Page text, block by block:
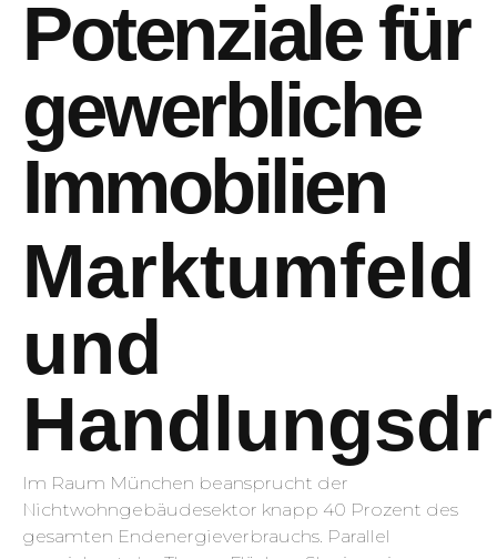
Potenziale für
gewerbliche
Immobilien
Marktumfeld
und
Im Raum München beansprucht der
Nichtwohngebäudesektor knapp 40 Prozent des
gesamten Endenergieverbrauchs. Parallel